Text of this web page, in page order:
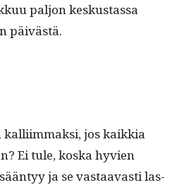
paljon keskus­tas­sa
päivästä.
kalli­im­mak­si, jos kaikkia
Ei tule, kos­ka hyvien
ja se vas­taavasti las­